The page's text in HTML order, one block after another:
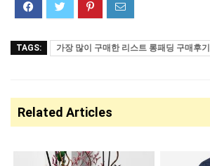
TAGS: 가장 많이 구매한 리스트 롱패딩 구매후기
Related Articles